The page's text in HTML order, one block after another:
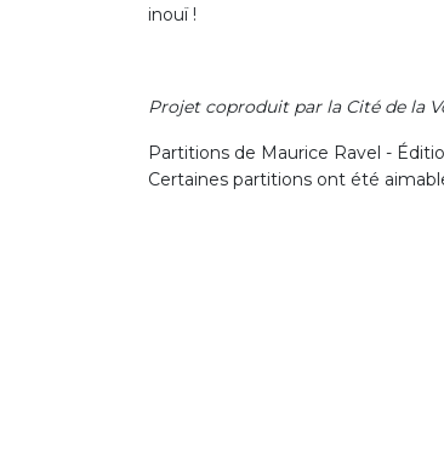
inouï !
Projet coproduit par la Cité de la
Partitions de Maurice Ravel -
Certaines partitions ont été